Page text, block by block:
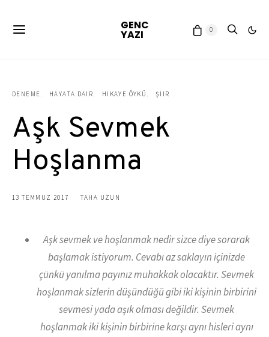
GENC
YAZI 0
DENEME HAYATA DAIR HIKAYE ÖYKÜ ŞIIR
Aşk Sevmek
Hoşlanma
13 TEMMUZ 2017 TAHA UZUN
Aşk sevmek ve hoşlanmak nedir sizce diye sorarak
başlamak istiyorum. Cevabı az saklayın içinizde
çünkü yanılma payınız muhakkak olacaktır. Sevmek
hoşlanmak sizlerin düşündüğü gibi iki kişinin birbirini
sevmesi yada aşık olması değildir. Sevmek
hoşlanmak iki kişinin birbirine karşı aynı hisleri aynı